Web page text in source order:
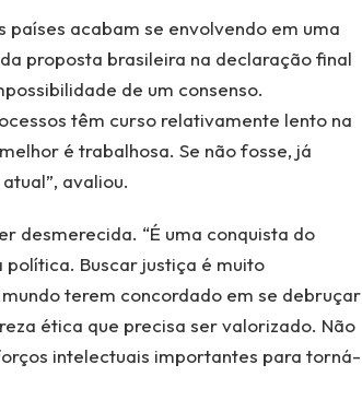
países acabam se envolvendo em uma
proposta brasileira na declaração final
de um consenso.
têm curso relativamente lento na
é trabalhosa. Se não fosse, já
avaliou.
desmerecida. “É uma conquista do
Buscar justiça é muito
terem concordado em se debruçar
ética que precisa ser valorizado. Não
intelectuais importantes para torná-